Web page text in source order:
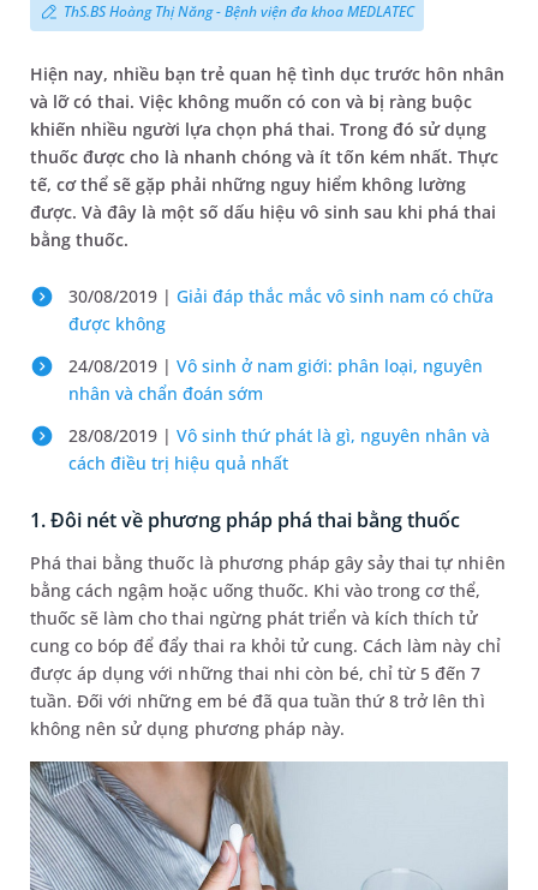
ThS.BS Hoàng Thị Năng - Bệnh viện đa khoa MEDLATEC
Hiện nay, nhiều bạn trẻ quan hệ tình dục trước hôn nhân
và lỡ có thai. Việc không muốn có con và bị ràng buộc
khiến nhiều người lựa chọn phá thai. Trong đó sử dụng
thuốc được cho là nhanh chóng và ít tốn kém nhất. Thực
tế, cơ thể sẽ gặp phải những nguy hiểm không lường
được. Và đây là một số dấu hiệu vô sinh sau khi phá thai
bằng thuốc.
30/08/2019 | Giải đáp thắc mắc vô sinh nam có chữa
được không
24/08/2019 | Vô sinh ở nam giới: phân loại, nguyên
nhân và chẩn đoán sớm
28/08/2019 | Vô sinh thứ phát là gì, nguyên nhân và
cách điều trị hiệu quả nhất
1. Đôi nét về phương pháp phá thai bằng thuốc
Phá thai bằng thuốc là phương pháp gây sảy thai tự nhiên
bằng cách ngậm hoặc uống thuốc. Khi vào trong cơ thể,
thuốc sẽ làm cho thai ngừng phát triển và kích thích tử
cung co bóp để đẩy thai ra khỏi tử cung. Cách làm này chỉ
được áp dụng với những thai nhi còn bé, chỉ từ 5 đến 7
tuần. Đối với những em bé đã qua tuần thứ 8 trở lên thì
không nên sử dụng phương pháp này.